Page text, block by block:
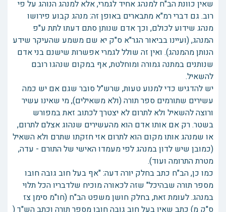
שאין כוונת הב"ח למנהג אחיד לגמרי, אלא למנהג הנוהג על פי
רוב. גם דברי רמ"א מתבארים באופן זה: מנהג קבוע פירושו
מנהג שידוע לכולם, וכך אדם שנותן סתם דעתו לתת ע"פ
המנהג, (ועיינו בביאור הגר"א ס"ק יא שם משמע שהעיקר שידע
הנותן מהמנהג). ואין זה שולל לגמרי אפשרות שישנם בני אדם
שנותנים במתנה גמורה ומוחלטת, אף במקום שנהגו רובם
להשאיל.
יש להדגיש כדי למנוע טעות, שרש"ל סובר שגם אם יש כמה
עשירים שתורמים ספר תורה (ולא משאילים), מי שאינו עשיר
ורוצה להשאיל ולא לתרום לא יצטרך לכתוב זאת במפורש
בשטר. רק אם אותו אדם הוא מהעשירים שנהוג אצלם לתרום,
או שמנהג אותו מקום הוא לתרום אזי חזקתו שתרם ולא השאיל
(כמובן שיש לדון במנהג לפי מעמדו האישי של התורם - עדה,
מטרת התרומה ועוד).
כמו כן, הב"ח כתב בחלק יורה דעה: "אף בעל חוב גובה חובו
מספר תורה שבהיכל" שזה לכאורה מוכיח שלדבריו הכל תלוי
במנהג. לעומת זאת, בחלק חושן משפט הב"ח (חו"מ סימן צז
ס"ק מ) כתב שאין בעל חוב גובה חובו מספר תורה וכתב הש"ך (